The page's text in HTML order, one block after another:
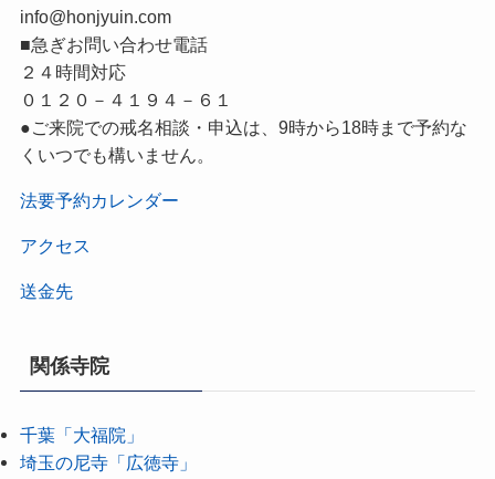
info@honjyuin.com
■急ぎお問い合わせ電話
２４時間対応
０１２０－４１９４－６１
●ご来院での戒名相談・申込は、9時から18時まで予約な
くいつでも構いません。
法要予約カレンダー
アクセス
送金先
関係寺院
千葉「大福院」
埼玉の尼寺「広徳寺」